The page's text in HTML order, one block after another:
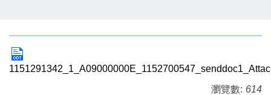
瀏覽數: 614